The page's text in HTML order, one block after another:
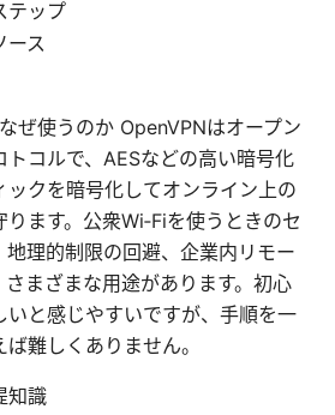
テップ
ース
ぜ使うのか OpenVPNはオープン
トコルで、AESなどの高い暗号化
ックを暗号化してオンライン上の
ます。公衆Wi‑Fiを使うときのセ
地理的制限の回避、企業内リモー
さまざまな用途があります。初心
いと感じやすいですが、手順を一
難しくありません。
知識